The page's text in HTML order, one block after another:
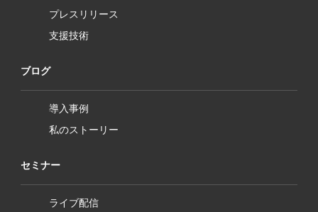
プレスリリース
支援技術
ブログ
導入事例
私のストーリー
セミナー
ライブ配信